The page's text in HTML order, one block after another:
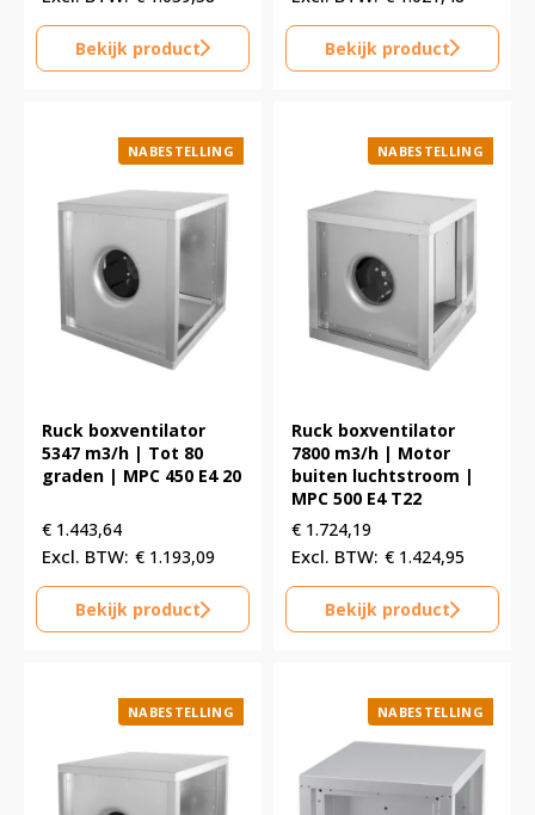
Bekijk product Bekijk product
NABESTELLING
Ruck boxventilator
5347 m3/h | Tot 80
graden | MPC 450 E4 20
€ 1.443,64
€ 1.193,09
Bekijk product
NABESTELLING
Ruck boxventilator
7800 m3/h | Motor
buiten luchtstroom |
MPC 500 E4 T22
€ 1.724,19
€ 1.424,95
Bekijk product
NABESTELLING NABESTELLING